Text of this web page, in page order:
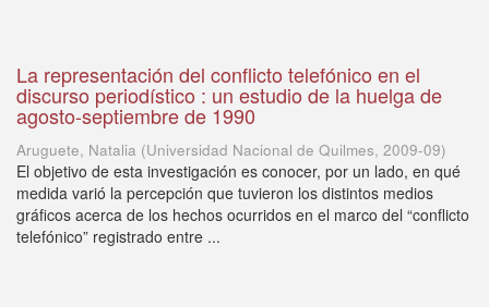
La representación del conflicto telefónico en el
discurso periodístico : un estudio de la huelga de
agosto-septiembre de 1990
Aruguete, Natalia (Universidad Nacional de Quilmes, 2009-09)
El objetivo de esta investigación es conocer, por un lado, en qué
medida varió la percepción que tuvieron los distintos medios
gráficos acerca de los hechos ocurridos en el marco del “conflicto
telefónico” registrado entre ...